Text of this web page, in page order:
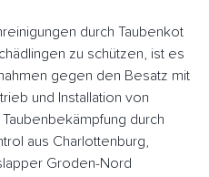
durch Taubenkot
zu schützen, ist es
gegen den Besatz mit
und Installation von
durch
aus Charlottenburg,
Groden-Nord